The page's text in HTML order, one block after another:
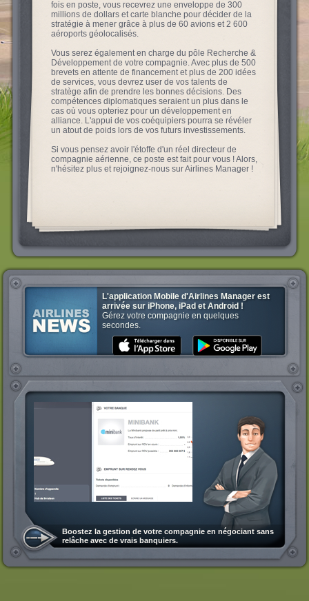
fois en poste, vous recevrez une enveloppe de 300
millions de dollars et carte blanche pour décider de la
stratégie à mener grâce à plus de 60 avions et 2 600
aéroports géolocalisés.
Vous serez également en charge du pôle Recherche &
Développement de votre compagnie. Avec plus de 500
brevets en attente de financement et plus de 200 idées
de services, vous devrez user de vos talents de
stratège afin de prendre les bonnes décisions. Des
compétences diplomatiques seraient un plus dans le
cas où vous opteriez pour un développement en
alliance. L'appui de vos coéquipiers pourra se révéler
un atout de poids lors de vos futurs investissements.
Si vous pensez avoir l'étoffe d'un réel directeur de
compagnie aérienne, ce poste est fait pour vous ! Alors,
n'hésitez plus et rejoignez-nous sur Airlines Manager !
L'application Mobile d'Airlines Manager est
arrivée sur iPhone, iPad et Android !
Gérez votre compagnie en quelques
secondes.
Boostez la gestion de votre compagnie en négociant sans
relâche avec de vrais banquiers.